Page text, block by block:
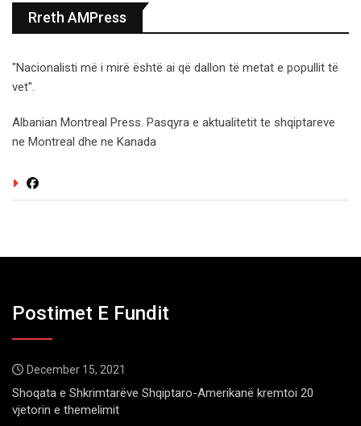
Rreth AMPress
"Nacionalisti më i mirë është ai që dallon të metat e popullit të
vet".
Albanian Montreal Press. Pasqyra e aktualitetit te shqiptareve
ne Montreal dhe ne Kanada
Postimet E Fundit
December 15, 2021
Shoqata e Shkrimtarëve Shqiptaro-Amerikanë kremtoi 20
vjetorin e themelimit